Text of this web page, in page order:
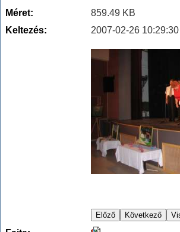
Méret:
859.49 KB
Keltezés:
2007-02-26 10:29:30